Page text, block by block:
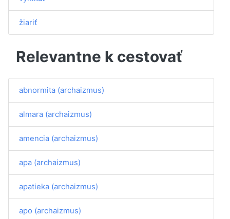
žiariť
Relevantne k cestovať
abnormita (archaizmus)
almara (archaizmus)
amencia (archaizmus)
apa (archaizmus)
apatieka (archaizmus)
apo (archaizmus)